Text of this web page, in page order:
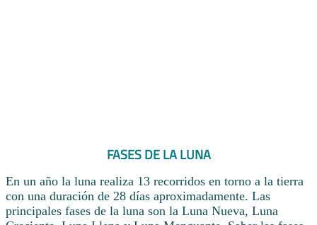
FASES DE LA LUNA
En un año la luna realiza 13 recorridos en torno a la tierra
con una duración de 28 días aproximadamente. Las
principales fases de la luna son la Luna Nueva, Luna